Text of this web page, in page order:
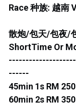
PERMAS 1
PERMAS 2
KEBUNTEH
JB TOWN 2
Race 种族: 越南
散炮/包天/包夜/
ShortTime Or
------
45min 1s RM 250
60min 2s RM 350